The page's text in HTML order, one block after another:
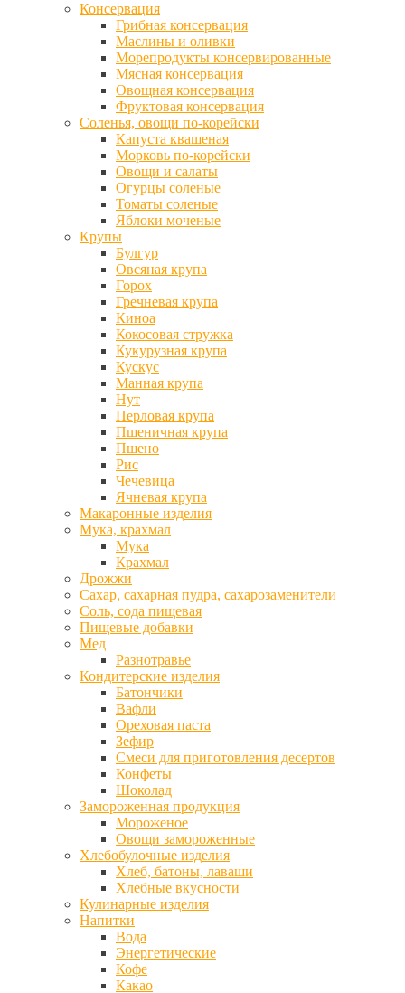
Консервация
Грибная консервация
Маслины и оливки
Морепродукты консервированные
Мясная консервация
Овощная консервация
Фруктовая консервация
Соленья, овощи по-корейски
Капуста квашеная
Морковь по-корейски
Овощи и салаты
Огурцы соленые
Томаты соленые
Яблоки моченые
Крупы
Булгур
Овсяная крупа
Горох
Гречневая крупа
Киноа
Кокосовая стружка
Кукурузная крупа
Кускус
Манная крупа
Нут
Перловая крупа
Пшеничная крупа
Пшено
Рис
Чечевица
Ячневая крупа
Макаронные изделия
Мука, крахмал
Мука
Крахмал
Дрожжи
Сахар, сахарная пудра, сахарозаменители
Соль, сода пищевая
Пищевые добавки
Мед
Разнотравье
Кондитерские изделия
Батончики
Вафли
Ореховая паста
Зефир
Смеси для приготовления десертов
Конфеты
Шоколад
Замороженная продукция
Мороженое
Овощи замороженные
Хлебобулочные изделия
Хлеб, батоны, лаваши
Хлебные вкусности
Кулинарные изделия
Напитки
Вода
Энергетические
Кофе
Какао